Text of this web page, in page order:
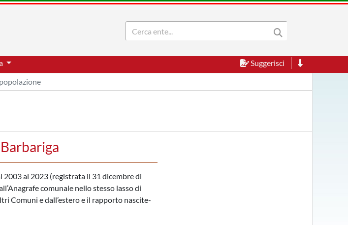
Suggerisci
al 2023 (registrata il 31 dicembre di
comunale nello stesso lasso di
Comuni e dall’estero e il rapporto nascite-